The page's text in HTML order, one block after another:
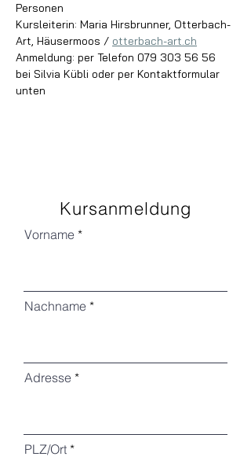
Personen
Kursleiterin: Maria Hirsbrunner, Otterbach-
Art, Häusermoos / otterbach-art.ch
Anmeldung: per Telefon 079 303 56 56
bei Silvia Kübli oder per Kontaktformular
unten
Kursanmeldung
Vorname
Nachname
Adresse
PLZ/Ort